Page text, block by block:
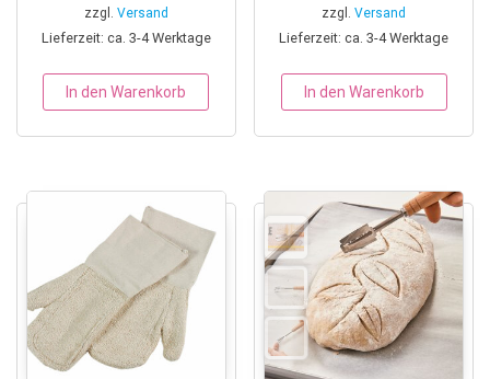
zzgl. Versand
Lieferzeit: ca. 3-4 Werktage
In den Warenkorb
zzgl.Versand
Lieferzeit: ca. 3-4 Werktage
In den Warenkorb